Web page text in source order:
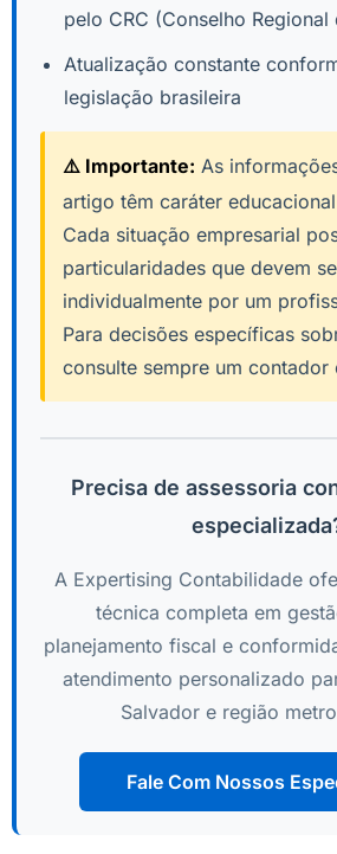
pelo CRC (Conselho
Atualização constante
legislação brasileira
⚠️ Importante: As
artigo têm caráter
Cada situação empresarial
particularidades que devem
individualmente por um
Para decisões específicas
consulte sempre um contador
Precisa de assessoria
A Expertising Contabilidade
técnica completa em
planejamento fiscal e
atendimento personalizado
Salvador e região
Fale Com Nossos